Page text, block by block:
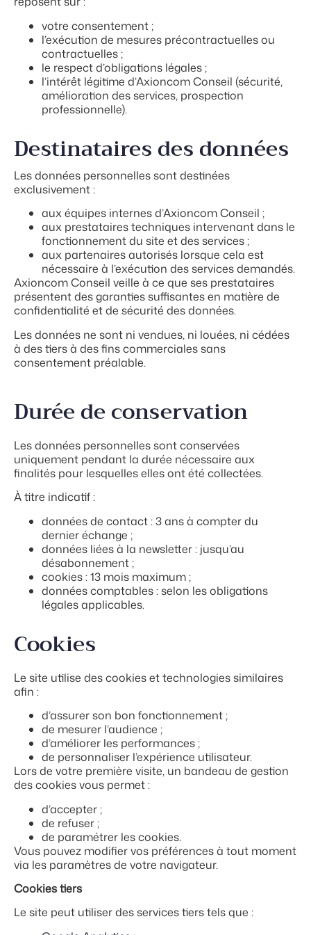
votre consentement ;
l’exécution de mesures précontractuelles ou
contractuelles ;
le respect d’obligations légales ;
l’intérêt légitime d’Axioncom Conseil (sécurité,
amélioration des services, prospection
professionnelle).
Destinataires des données
Les données personnelles sont destinées
exclusivement :
aux équipes internes d’Axioncom Conseil ;
aux prestataires techniques intervenant dans le
fonctionnement du site et des services ;
aux partenaires autorisés lorsque cela est
nécessaire à l’exécution des services demandés.
Axioncom Conseil veille à ce que ses prestataires
présentent des garanties suffisantes en matière de
confidentialité et de sécurité des données.
Les données ne sont ni vendues, ni louées, ni cédées
à des tiers à des fins commerciales sans
consentement préalable.
Durée de conservation
Les données personnelles sont conservées
uniquement pendant la durée nécessaire aux
finalités pour lesquelles elles ont été collectées.
À titre indicatif :
données de contact : 3 ans à compter du
dernier échange ;
données liées à la newsletter : jusqu’au
désabonnement ;
cookies : 13 mois maximum ;
données comptables : selon les obligations
légales applicables.
Cookies
Le site utilise des cookies et technologies similaires
afin :
d’assurer son bon fonctionnement ;
de mesurer l’audience ;
d’améliorer les performances ;
de personnaliser l’expérience utilisateur.
Lors de votre première visite, un bandeau de gestion
des cookies vous permet :
d’accepter ;
de refuser ;
de paramétrer les cookies.
Vous pouvez modifier vos préférences à tout moment
via les paramètres de votre navigateur.
Cookies tiers
Le site peut utiliser des services tiers tels que :